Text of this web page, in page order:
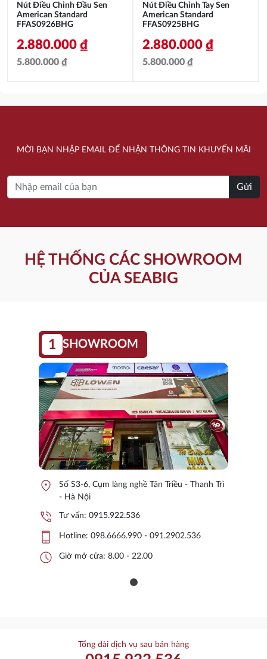
Nút Điều Chỉnh Đầu Sen
American Standard
FFAS0926BHG
5.800.000₫
2.880.000 ₫
2.880.000 ₫.
Nút Điều Chỉnh Tay Sen
American Standard
FFAS0925BHG
5.800.000₫
2.880.000 ₫
2.880.000 ₫.
MỜI BẠN NHẬP EMAIL ĐỂ NHẬN THÔNG TIN KHUYẾN MÃI
Gửi
HỆ THỐNG CÁC SHOWROOM
CỦA SEABIG
1 SHOWROOM
location_on
Số S3-6, Cụm làng nghề Tân Triều - Thanh Trì
- Hà Nội
phone_in_talk Tư vấn: 0915.922.536
phone_iphone Hotline: 098.6666.990 - 091.2902.536
schedule Giờ mở cửa: 8.00 - 22.00
Tổng đài dịch vụ sau bán hàng